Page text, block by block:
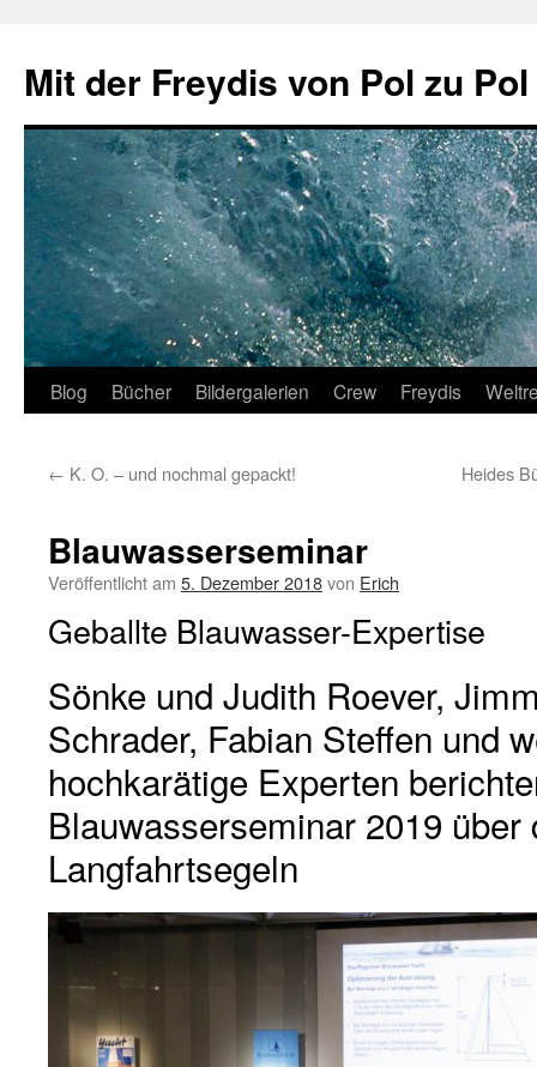
springen
Mit der Freydis von Pol zu Pol
Blog Bücher Bildergalerien Crew Freydis
← K. O. – und nochmal gepackt! Heides
Blauwasserseminar
Veröffentlicht am 5. Dezember 2018von Erich
Geballte Blauwasser-Expertise
Sönke und Judith Roever,
Schrader, Fabian Steffen und
hochkarätige Experten
Blauwasserseminar 2019 über
Langfahrtsegeln